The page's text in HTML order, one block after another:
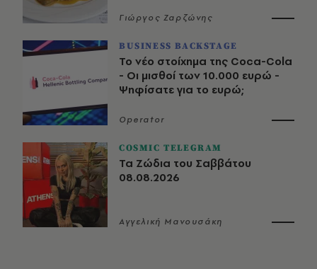
Γιώργος Ζαρζώνης
BUSINESS BACKSTAGE
Το νέο στοίχημα της Coca-Cola
- Οι μισθοί των 10.000 ευρώ -
Ψηφίσατε για το ευρώ;
Operator
COSMIC TELEGRAM
Τα Ζώδια του Σαββάτου
08.08.2026
Αγγελική Μανουσάκη